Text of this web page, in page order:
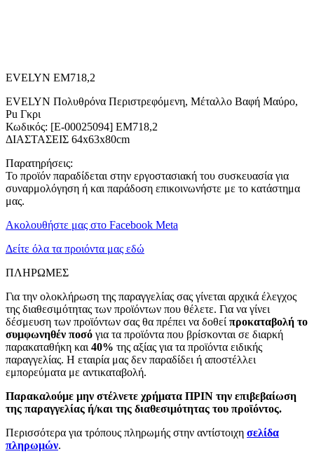
EVELYN EM718,2
EVELYN Πολυθρόνα Περιστρεφόμενη, Μέταλλο Βαφή Μαύρο,
Pu Γκρι
Κωδικός: [Ε-00025094] ΕΜ718,2
ΔΙΑΣΤΑΣΕΙΣ 64x63x80cm
Παρατηρήσεις:
Το προϊόν παραδίδεται στην εργοστασιακή του συσκευασία για
συναρμολόγηση ή και παράδοση επικοινωνήστε με το κατάστημα
μας.
Ακολουθήστε μας στο Facebook Meta
Δείτε όλα τα προιόντα μας εδώ
ΠΛΗΡΩΜΕΣ
Για την ολοκλήρωση της παραγγελίας σας γίνεται αρχικά έλεγχος
της διαθεσιμότητας των προϊόντων που θέλετε. Για να γίνει
δέσμευση των προϊόντων σας θα πρέπει να δοθεί προκαταβολή το
συμφωνηθέν ποσό για τα προϊόντα που βρίσκονται σε διαρκή
παρακαταθήκη και 40% της αξίας για τα προϊόντα ειδικής
παραγγελίας. Η εταιρία μας δεν παραδίδει ή αποστέλλει
εμπορεύματα με αντικαταβολή.
Παρακαλούμε μην στέλνετε χρήματα ΠΡΙΝ την επιβεβαίωση
της παραγγελίας ή/και της διαθεσιμότητας του προϊόντος.
Περισσότερα για τρόπους πληρωμής στην αντίστοιχη σελίδα
πληρωμών.